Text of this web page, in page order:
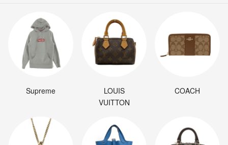
Supreme
LOUIS
VUITTON
COACH